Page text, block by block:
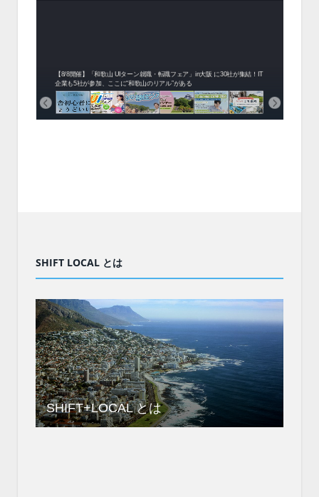
【8/8開催】「和歌山 UIターン就職・転職フェア」in大阪 に30社が集結！IT
企業も5社が参加、ここに“和歌山のリアル”がある
SHIFT LOCAL とは
SHIFT+LOCAL とは